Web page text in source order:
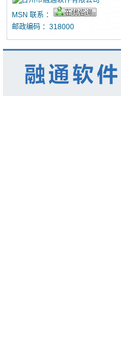
MSN 联系 ：
邮政编码 ：318000